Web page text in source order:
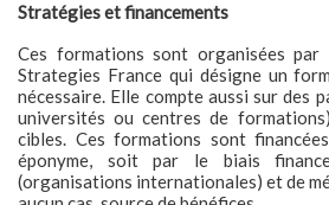
Stratégies et financements
Ces formations sont organisées
Strategies France qui désigne un
nécessaire. Elle compte aussi sur des
universités ou centres de
cibles. Ces formations sont
éponyme, soit par le biais
(organisations internationales) et de